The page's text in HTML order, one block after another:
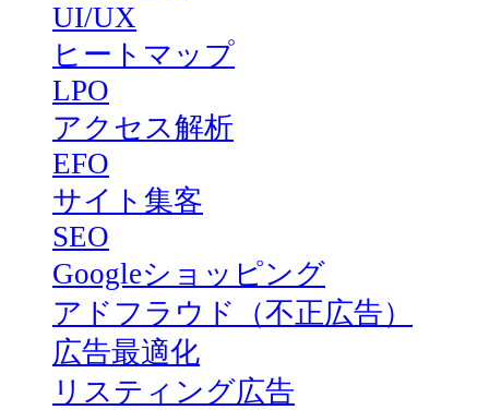
UI/UX
ヒートマップ
LPO
アクセス解析
EFO
サイト集客
SEO
Googleショッピング
アドフラウド（不正広告）
広告最適化
リスティング広告